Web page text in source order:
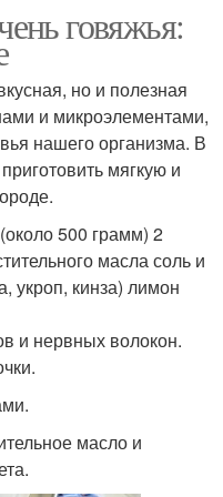
говяжья:
но и полезная
и микроэлементами,
нашего организма. В
мягкую и
500 грамм) 2
масла соль и
укроп, кинза) лимон
и нервных волокон.
масло и